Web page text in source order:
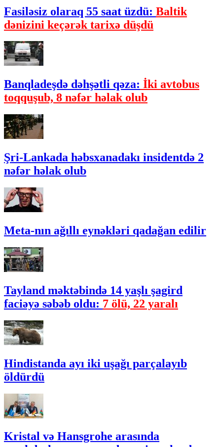
Fasiləsiz olaraq 55 saat üzdü: Baltik
dənizini keçərək tarixə düşdü
Banqladeşdə dəhşətli qəza: İki avtobus
toqquşub, 8 nəfər həlak olub
Şri-Lankada həbsxanadakı insidentdə 2
nəfər həlak olub
Meta-nın ağıllı eynəkləri qadağan edilir
Tayland məktəbində 14 yaşlı şagird
faciəyə səbəb oldu: 7 ölü, 22 yaralı
Hindistanda ayı iki uşağı parçalayıb
öldürdü
Kristal və Hansgrohe arasında